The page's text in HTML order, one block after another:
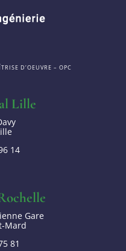
D’OEUVRE – OPC
Lille
14
Gare
Mard
81